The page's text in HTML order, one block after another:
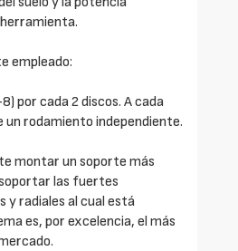
empleado:
por cada 2 discos. A cada
un rodamiento independiente.
montar un soporte más
las fuertes
y radiales al cual está
es, por excelencia, el más